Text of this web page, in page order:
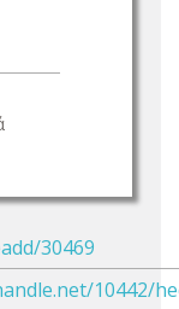
30469
10442/